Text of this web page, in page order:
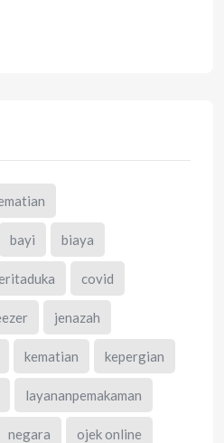
bayi biaya
covid
jenazah
kematian kepergian
layananpemakaman
negara ojek online